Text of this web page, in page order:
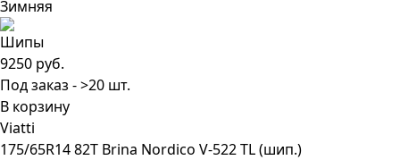
9250 руб.
Под заказ - >20 шт.
В корзину
Viatti
175/65R14 82T Brina Nordico V-522 TL (шип.)